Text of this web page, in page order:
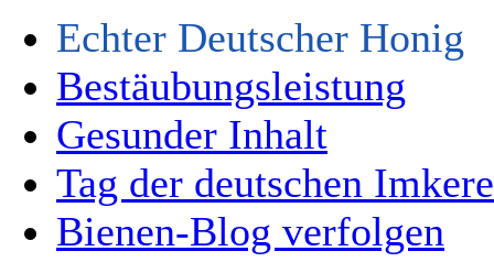
Echter Deutscher Honig
Bestäubungsleistung
Gesunder Inhalt
Tag der deutschen
Bienen-Blog verfolgen